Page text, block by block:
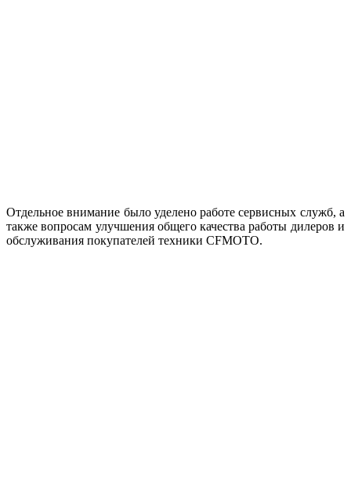
Отдельное внимание было уделено работе сервисных служб, а
также вопросам улучшения общего качества работы дилеров и
обслуживания покупателей техники CFMOTO.